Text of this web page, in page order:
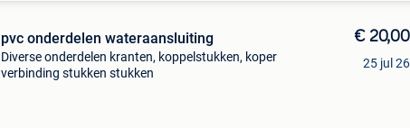
pvc onderdelen wateraansluiting
Diverse onderdelen kranten, koppelstukken, koper
verbinding stukken stukken
€ 20,00
25 jul 26